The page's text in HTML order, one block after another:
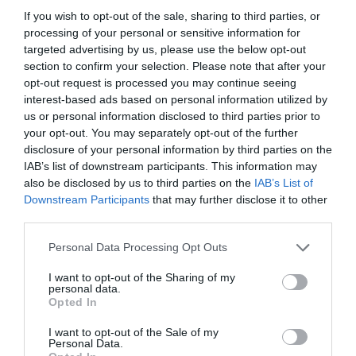
If you wish to opt-out of the sale, sharing to third parties, or
processing of your personal or sensitive information for
targeted advertising by us, please use the below opt-out
section to confirm your selection. Please note that after your
opt-out request is processed you may continue seeing
interest-based ads based on personal information utilized by
us or personal information disclosed to third parties prior to
your opt-out. You may separately opt-out of the further
disclosure of your personal information by third parties on the
IAB’s list of downstream participants. This information may
also be disclosed by us to third parties on the IAB’s List of
Downstream Participants that may further disclose it to other
Please note that this website/app uses one or more Google
not limited to your visit or usage behaviour. You may click to
grant or deny consent to Google and its third-party tags to
use your data for below specified purposes in below Google
consent section.
Personal Data Processing Opt Outs
I want to opt-out of the Sharing of my
personal data.
Opted In
I want to opt-out of the Sale of my
Personal Data.
bizalmuk és szeretetük miatt családtagként
tekint, a Kisgombos Kiadó tulajdonosainak
személyében. E barátság révén jelenhetett
meg a Két csillag című mesegyűjtemény.
A vándor mesemondó 2023. január 18-án,
szerdán 17 órától lesz a könyvtárunk vendége.
Hívunk és várunk mindenkit egy baráti
találkozóra, ahol meghallgathatjuk Samuel
történeteit és együtt énekelhetünk - írja a
könyvtár.
Kapcsolat: Pauer Erika csoportvezető, e-mail:
Ez az e-mail-cím a szpemrobotok elleni